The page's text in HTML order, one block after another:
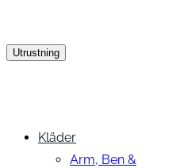
Utrustning
Kläder
Arm, Ben &